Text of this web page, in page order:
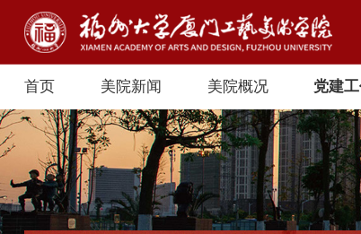
首页 美院新闻 美院概况 党建